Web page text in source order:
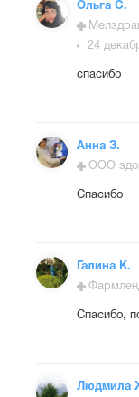
Ольга С.
24
спасибо
Анна З.
ООО
Спасибо
Галина К.
Спасибо,
Людмила